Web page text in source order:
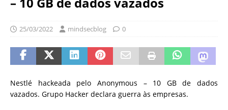
25/03/2022 mindsecblog 0
Nestlé hackeada pelo Anonymous – 10 GB de dados
vazados. Grupo Hacker declara guerra às empresas.